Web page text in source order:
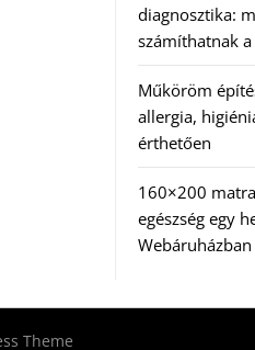
diagnosztika:
számíthatnak a
Műköröm
allergia,
érthetően
160×200
egészség egy
Webáruházban
Theme